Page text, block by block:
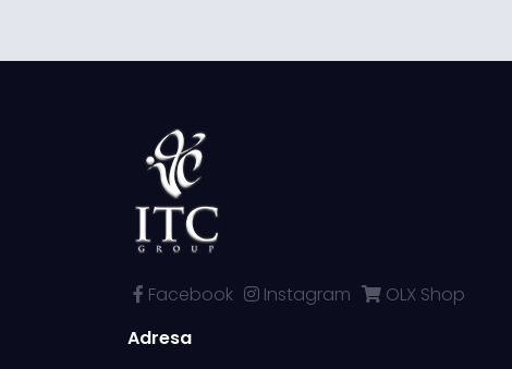
Facebook Instagram
OLX Shop
Adresa